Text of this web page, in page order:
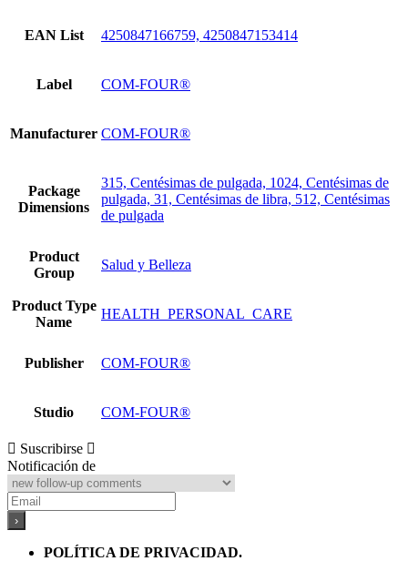
EAN List 4250847166759, 4250847153414
Label COM-FOUR®
Manufacturer COM-FOUR®
Package
Dimensions
315, Centésimas de pulgada, 1024, Centésimas de
pulgada, 31, Centésimas de libra, 512, Centésimas
de pulgada
Product
Group
Salud y Belleza
Product Type
Name
HEALTH_PERSONAL_CARE
Publisher COM-FOUR®
Studio COM-FOUR®
Suscribirse
Notificación de
POLÍTICA DE PRIVACIDAD.